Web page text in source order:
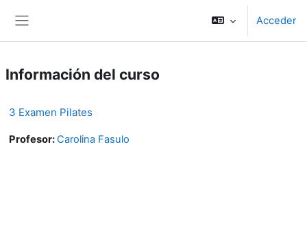
Acceder
Información del curso
3 Examen Pilates
Profesor:Carolina Fasulo